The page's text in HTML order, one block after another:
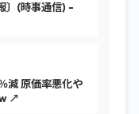
〕(時事通信) -
減 原価率悪化や
↗